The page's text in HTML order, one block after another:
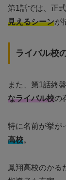
第1話では、正
見えるシーンが
ライバル校
また、第1話終
なライバル校の
特に名前が挙が
高校。
鳳翔高校のかる